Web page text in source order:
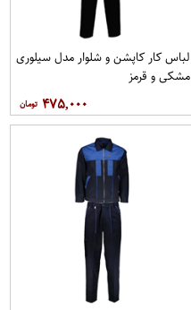
لباس کار کاپشن و شلوار مدل سیلوری
مشکی و قرمز
۴۷۵,۰۰۰